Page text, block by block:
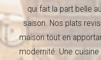
qui fait la part belle
saison. Nos plats
maison tout en
modernité. Une